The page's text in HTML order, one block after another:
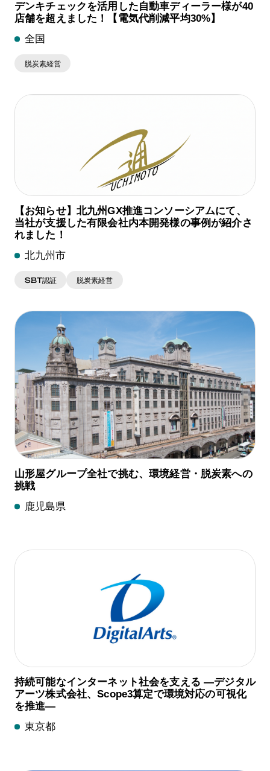
デンキチェックを活用した自動車ディーラー様が40
店舗を超えました！【電気代削減平均30%】
全国
脱炭素経営
【お知らせ】北九州GX推進コンソーシアムにて、
当社が支援した有限会社内本開発様の事例が紹介さ
れました！
北九州市
SBT認証 脱炭素経営
山形屋グループ全社で挑む、環境経営・脱炭素への
挑戦
鹿児島県
持続可能なインターネット社会を支える —デジタル
アーツ株式会社、Scope3算定で環境対応の可視化
を推進—
東京都